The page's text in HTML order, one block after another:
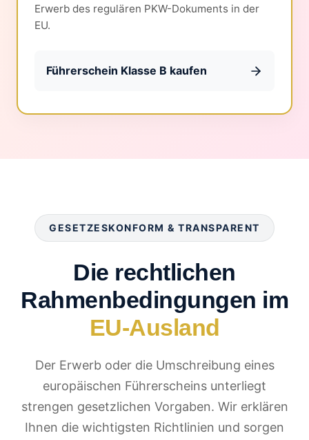
Erwerb des regulären PKW-Dokuments in der
EU.
Führerschein Klasse B kaufen
GESETZESKONFORM & TRANSPARENT
Die rechtlichen
Rahmenbedingungen im
EU-Ausland
Der Erwerb oder die Umschreibung eines
europäischen Führerscheins unterliegt
strengen gesetzlichen Vorgaben. Wir erklären
Ihnen die wichtigsten Richtlinien und sorgen